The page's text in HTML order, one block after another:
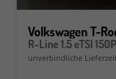
Volkswagen T-
R-Line 1.5 eTSI
unverbindliche